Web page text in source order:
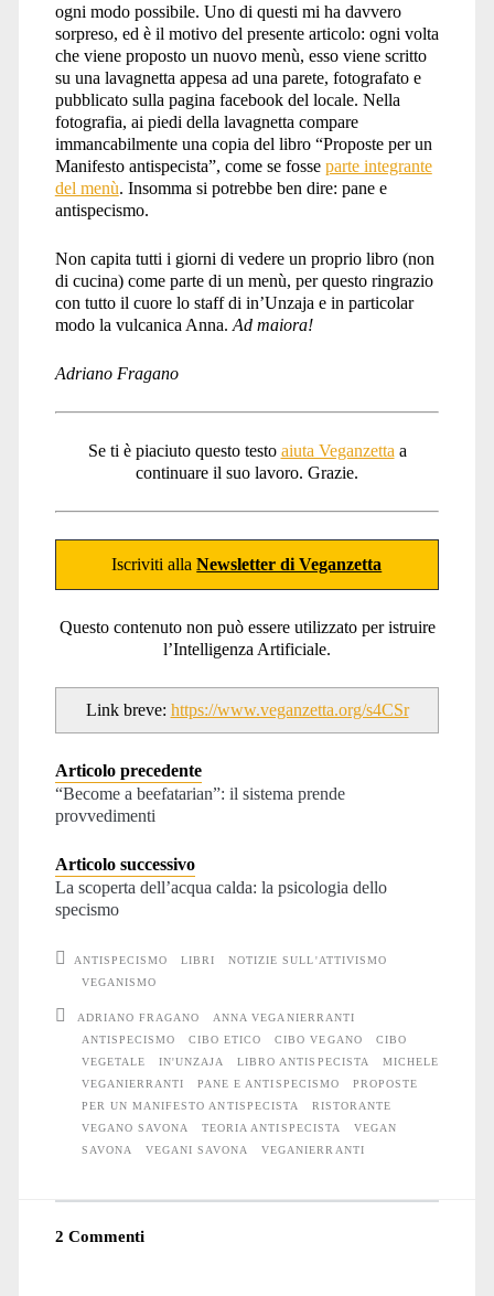
ogni modo possibile. Uno di questi mi ha davvero
sorpreso, ed è il motivo del presente articolo: ogni volta
che viene proposto un nuovo menù, esso viene scritto
su una lavagnetta appesa ad una parete, fotografato e
pubblicato sulla pagina facebook del locale. Nella
fotografia, ai piedi della lavagnetta compare
immancabilmente una copia del libro “Proposte per un
Manifesto antispecista”, come se fosse parte integrante
del menù. Insomma si potrebbe ben dire: pane e
antispecismo.
Non capita tutti i giorni di vedere un proprio libro (non
di cucina) come parte di un menù, per questo ringrazio
con tutto il cuore lo staff di in’Unzaja e in particolar
modo la vulcanica Anna. Ad maiora!
Adriano Fragano
Se ti è piaciuto questo testo aiuta Veganzetta a
continuare il suo lavoro. Grazie.
Iscriviti allaNewsletter di Veganzetta
Questo contenuto non può essere utilizzato per istruire
l’Intelligenza Artificiale.
Link breve: https://www.veganzetta.org/s4CSr
Articolo precedente
“Become a beefatarian”: il sistema prende
provvedimenti
Articolo successivo
La scoperta dell’acqua calda: la psicologia dello
specismo
ANTISPECISMO LIBRI
NOTIZIE SULL'ATTIVISMO
VEGANISMO
ADRIANO FRAGANO
ANNA VEGANIERRANTI
ANTISPECISMO
CIBO ETICO CIBO VEGANO
CIBO
VEGETALE
IN'UNZAJA LIBRO ANTISPECISTA
MICHELE
VEGANIERRANTI
PANE E ANTISPECISMO
PROPOSTE
PER UN MANIFESTO ANTISPECISTA
RISTORANTE
VEGANO SAVONA
TEORIA ANTISPECISTA
VEGAN
SAVONA
VEGANI SAVONA VEGANIERRANTI
2 Commenti